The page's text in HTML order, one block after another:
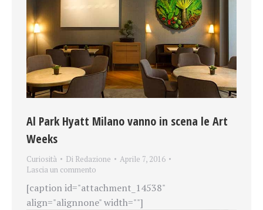
Al Park Hyatt Milano vanno in scena le Art
Weeks
Curiosità Di Redazione
Aprile 7, 2016
Lascia un commento
[caption id="attachment_14538"
align="alignnone" width=""]